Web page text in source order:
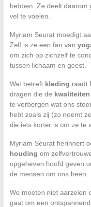
hebben. Ze deelt daarom
vel te voelen.
Myriam Seurat moedigt
Zelf is ze een fan van
om zich op zichzelf te
tussen lichaam en geest.
Wat betreft kleding raadt
dragen die de kwaliteiten
te verbergen wat ons
hebt zoals zij (zo noemt
die iets korter is om ze te
Myriam Seurat herinnert
houding om
opgeheven hoofd geven
de mensen om ons heen.
We moeten niet aarzelen
gaat om een